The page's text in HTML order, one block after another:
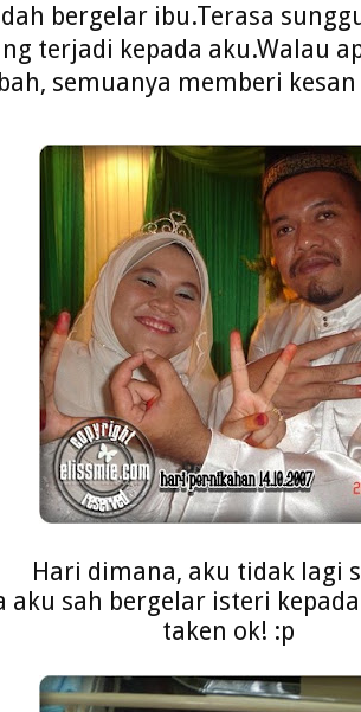
bergelar ibu.Terasa
terjadi kepada aku.Walau
semuanya memberi
Hari dimana, aku tidak lagi
aku sah bergelar isteri
taken ok! :p